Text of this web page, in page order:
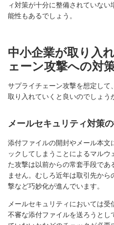
ィ対策が十分に整備されていな
能性もあるでしょう。
中小企業が取り入
ェーン攻撃への対
サプライチェーン攻撃を想定して
取り入れていくと良いのでしょう
メールセキュリティ対策
添付ファイルの開封やメール本文
ックしてしまうことによるマルウ
た攻撃は以前からの常套手段で
ません。むしろ近年は取引先か
撃など巧妙化が進んでいます。
メールセキュリティにおいては
不審な添付ファイルを送ろうとし